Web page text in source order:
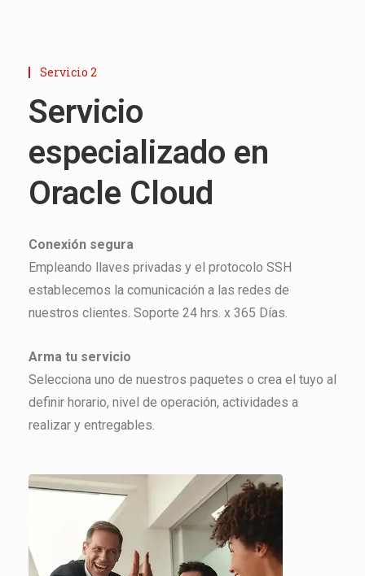
Servicio 2
Servicio
especializado en
Oracle Cloud
Conexión segura
Empleando llaves privadas y el protocolo SSH
establecemos la comunicación a las redes de
nuestros clientes. Soporte 24 hrs. x 365 Días.
Arma tu servicio
Selecciona uno de nuestros paquetes o crea el tuyo al
definir horario, nivel de operación, actividades a
realizar y entregables.